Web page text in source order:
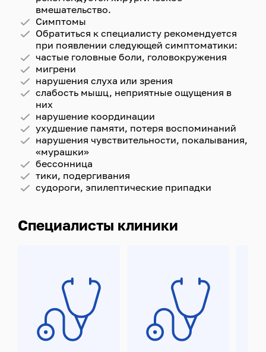
вмешательство.
Симптомы
Обратиться к специалисту рекомендуется
при появлении следующей симптоматики:
частые головные боли, головокружения
мигрени
нарушения слуха или зрения
слабость мышц, неприятные ощущения в
них
нарушение координации
ухудшение памяти, потеря воспоминаний
нарушения чувствительности, покалывания,
«мурашки»
бессонница
тики, подергивания
судороги, эпилептические припадки
Специалисты клиники